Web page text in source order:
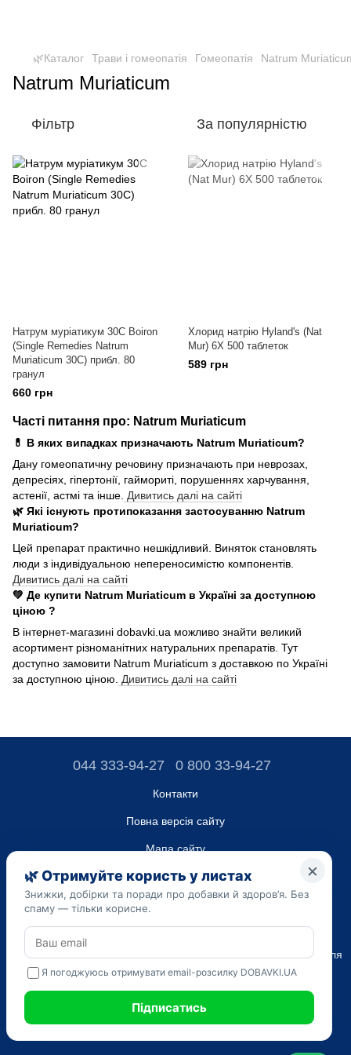
🌿Каталог Трави і гомеопатія Гомеопатія Natrum
Natrum Muriaticum
Фільтр За популярністю
Натрум муріатикум 30C Boiron
(Single Remedies Natrum
Muriaticum 30C) прибл. 80
гранул
660 грн
Хлорид натрію Hyland's (Nat
Mur) 6X 500 таблеток
589 грн
Часті питання про: Natrum Muriaticum
💊 В яких випадках призначають Natrum Muriaticum?
Дану гомеопатичну речовину призначають при неврозах,
депресіях, гіпертонії, гаймориті, порушеннях харчування,
астенії, астмі та інше. Дивитись далі на сайті
🌿 Які існують протипоказання застосуванню Natrum
Muriaticum?
Цей препарат практично нешкідливий. Виняток становлять
люди з індивідуальною непереносимістю компонентів.
Дивитись далі на сайті
💚 Де купити Natrum Muriaticum в Україні за доступною
ціною ?
В інтернет-магазині dobavki.ua можливо знайти великий
асортимент різноманітних натуральних препаратів. Тут
доступно замовити Natrum Muriaticum з доставкою по Україні
за доступною ціною.
Дивитись далі на сайті
044 333-94-27 0 800 33-94-27
Контакти
Повна версія сайту
Мапа сайту
ТОВ “ДО ЮА”,
Код ЄДРПОУ 45223262
Дата реєстрації 14.09.2023
Наведена на сайті dobavki.ua інформація носить виключно
Ознайомчий характер. Не використовуйте нашу інформацію для
діагностики та лікування. Тільки ваш Лікуючий лікар може
САМОЛІКУВАННЯ МОЖЕ БУТИ ШКІДЛИВИМ ДЛЯ ВАШОГО